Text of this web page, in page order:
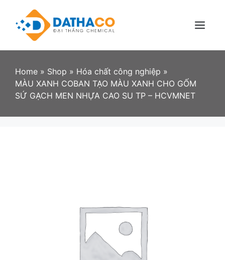
content
Menu
Home » Shop » Hóa chất công nghiệp »
MÀU XANH COBAN TẠO MÀU XANH CHO GỐM
SỨ GẠCH MEN NHỰA CAO SU TP – HCVMNET